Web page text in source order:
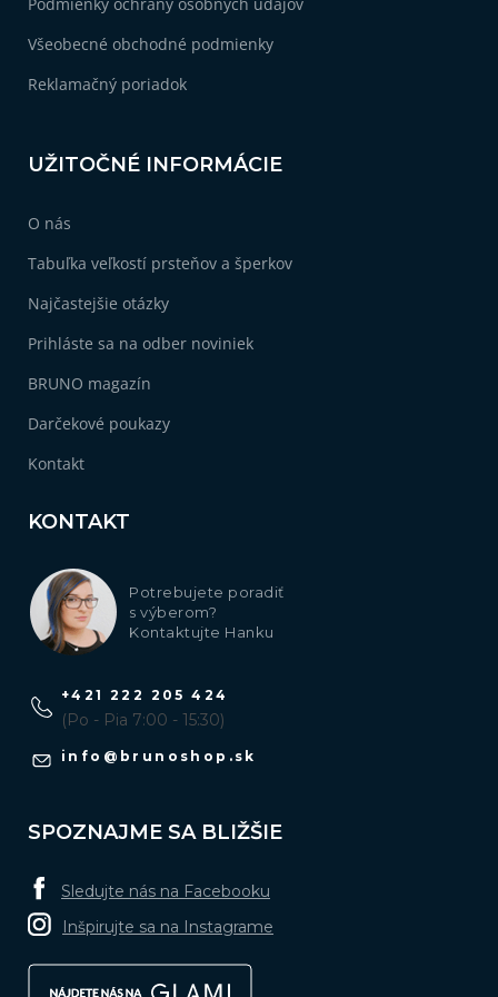
Podmienky ochrany osobných údajov
Všeobecné obchodné podmienky
Reklamačný poriadok
UŽITOČNÉ INFORMÁCIE
O nás
Tabuľka veľkostí prsteňov a šperkov
Najčastejšie otázky
Prihláste sa na odber noviniek
BRUNO magazín
Darčekové poukazy
Kontakt
KONTAKT
Potrebujete poradiť
s výberom?
Kontaktujte Hanku
info @ brunoshop.sk
+421 222 205 424
(Po - Pia 7:00 - 15:30)
SPOZNAJME SA BLIŽŠIE
Sledujte nás na Facebooku
Inšpirujte sa na Instagrame